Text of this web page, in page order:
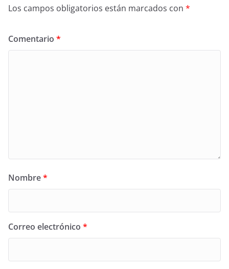
Los campos obligatorios están marcados con *
Comentario *
Nombre*
Correo electrónico *